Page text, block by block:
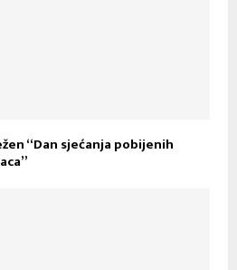
“Dan sjećanja pobijenih